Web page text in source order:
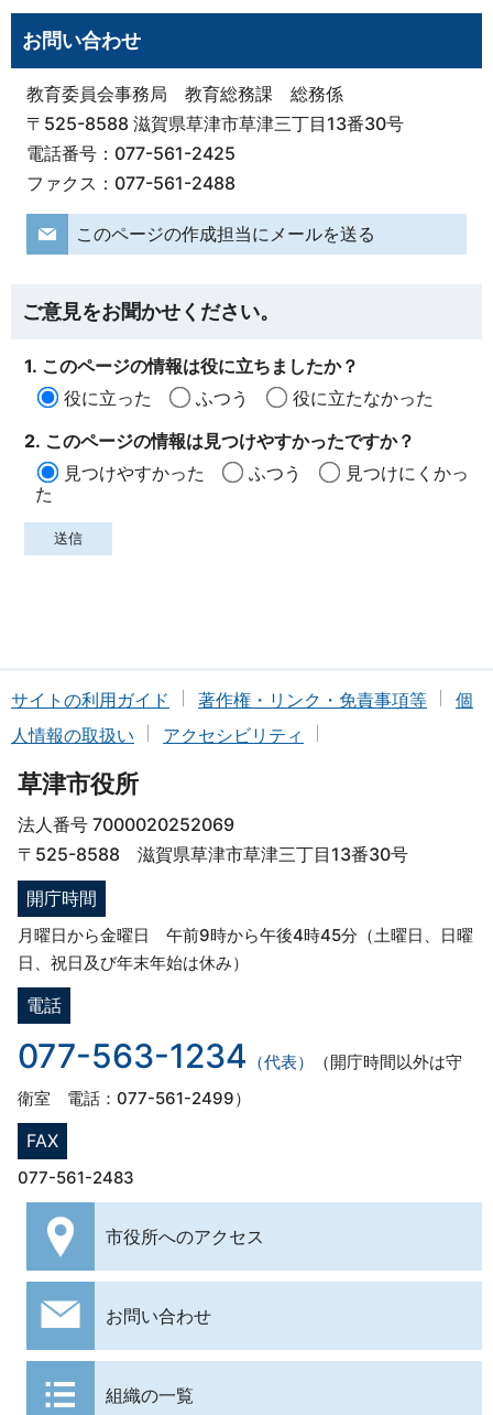
お問い合わせ
教育委員会事務局 教育総務課 総務係
〒525-8588 滋賀県草津市草津三丁目13番30号
電話番号：077-561-2425
ファクス：077-561-2488
このページの作成担当にメールを送る
ご意見をお聞かせください。
1. このページの情報は役に立ちましたか？
役に立った
ふつう
役に立たなかった
2. このページの情報は見つけやすかったですか？
見つけやすかった
ふつう
見つけにくかっ
た
サイトの利用ガイド 著作権・リンク・免責事項等
個
人情報の取扱い
アクセシビリティ
草津市役所
法人番号 7000020252069
〒525-8588 滋賀県草津市草津三丁目13番30号
開庁時間
月曜日から金曜日 午前9時から午後4時45分（土曜日、日曜
日、祝日及び年末年始は休み）
電話
077-563-1234 （代表）
（開庁時間以外は守
衛室 電話：077-561-2499）
FAX
077-561-2483
市役所へのアクセス
お問い合わせ
組織の一覧